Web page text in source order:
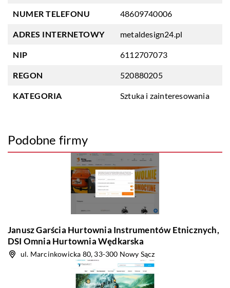
NUMER TELEFONU 48609740006
ADRES INTERNETOWY metaldesign24.pl
NIP 6112707073
REGON 520880205
KATEGORIA Sztuka i zainteresowania
Podobne firmy
Janusz Garścia Hurtownia Instrumentów Etnicznych,
DSI Omnia Hurtownia Wędkarska
ul. Marcinkowicka 80, 33-300 Nowy Sącz